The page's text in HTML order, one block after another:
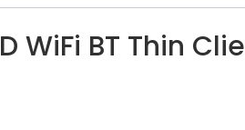
WiFi BT Thin